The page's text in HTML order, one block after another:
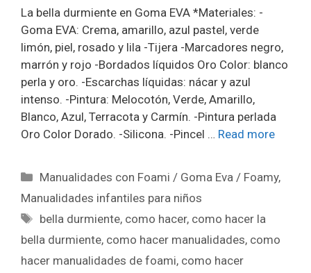
La bella durmiente en Goma EVA *Materiales: -
Goma EVA: Crema, amarillo, azul pastel, verde
limón, piel, rosado y lila -Tijera -Marcadores negro,
marrón y rojo -Bordados líquidos Oro Color: blanco
perla y oro. -Escarchas líquidas: nácar y azul
intenso. -Pintura: Melocotón, Verde, Amarillo,
Blanco, Azul, Terracota y Carmín. -Pintura perlada
Oro Color Dorado. -Silicona. -Pincel … Read more
Manualidades con Foami / Goma Eva / Foamy,
Manualidades infantiles para niños
bella durmiente, como hacer, como hacer la
bella durmiente, como hacer manualidades, como
hacer manualidades de foami, como hacer